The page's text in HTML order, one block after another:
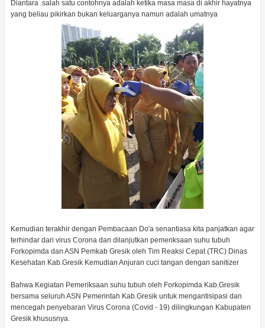
Diantara .salah satu contohnya adalah ketika masa masa di akhir hayatnya
yang beliau pikirkan bukan keluarganya namun adalah umatnya
Kemudian terakhir dengan Pembacaan Do'a senantiasa kita panjatkan agar
terhindar dari virus Corona dan dilanjutkan pemeriksaan suhu tubuh
Forkopimda dan ASN Pemkab Gresik oleh Tim Reaksi Cepat (TRC) Dinas
Kesehatan Kab.Gresik Kemudian Anjuran cuci tangan dengan sanitizer
Bahwa Kegiatan Pemeriksaan suhu tubuh oleh Forkopimda Kab.Gresik
bersama seluruh ASN Pemerintah Kab.Gresik untuk mengantisipasi dan
mencegah penyebaran Virus Corona (Covid - 19) dilingkungan Kabupaten
Gresik khususnya.